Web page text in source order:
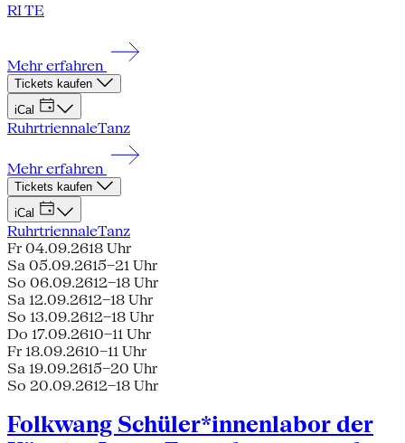
RI TE
Mehr erfahren
Tickets kaufen
iCal
RuhrtriennaleTanz
Mehr erfahren
Tickets kaufen
iCal
RuhrtriennaleTanz
Fr 04.09.2618 Uhr
Sa 05.09.2615–21 Uhr
So 06.09.2612–18 Uhr
Sa 12.09.2612–18 Uhr
So 13.09.2612–18 Uhr
Do 17.09.2610–11 Uhr
Fr 18.09.2610–11 Uhr
Sa 19.09.2615–20 Uhr
So 20.09.2612–18 Uhr
Folkwang Schüler*innenlabor der